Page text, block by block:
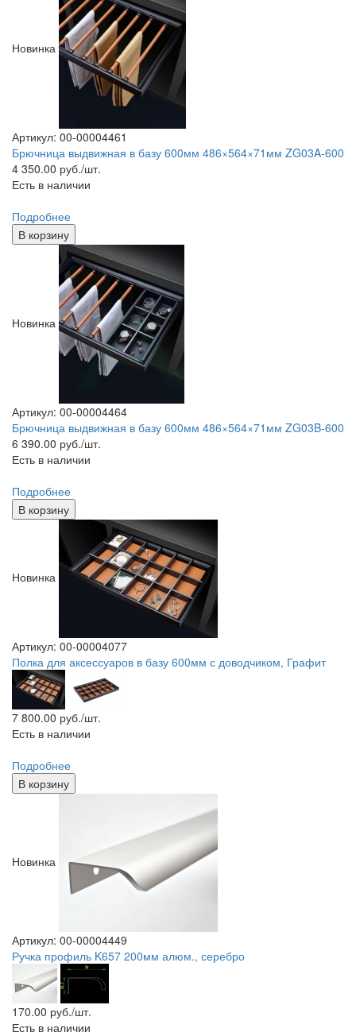
Новинка
Артикул: 00-00004461
Брючница выдвижная в базу 600мм 486×564×71мм ZG03A-600
4 350.00 руб./шт.
Есть в наличии
Подробнее
В корзину
Новинка
Артикул: 00-00004464
Брючница выдвижная в базу 600мм 486×564×71мм ZG03B-600
6 390.00 руб./шт.
Есть в наличии
Подробнее
В корзину
Новинка
Артикул: 00-00004077
Полка для аксессуаров в базу 600мм с доводчиком, Графит
7 800.00 руб./шт.
Есть в наличии
Подробнее
В корзину
Новинка
Артикул: 00-00004449
Ручка профиль K657 200мм алюм., серебро
170.00 руб./шт.
Есть в наличии